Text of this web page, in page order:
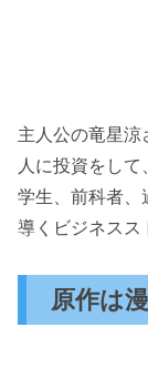
主人公の竜星
人に投資をし
学生、前科者、
導くビジネスス
原作は